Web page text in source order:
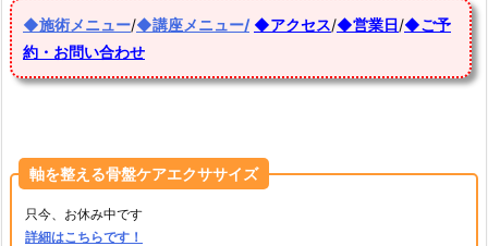
◆施術メニュー/◆講座メニュー/ ◆アクセス/◆営業日/◆ご予
約・お問い合わせ
軸を整える骨盤ケアエクササイズ
只今、お休み中です
詳細はこちらです！